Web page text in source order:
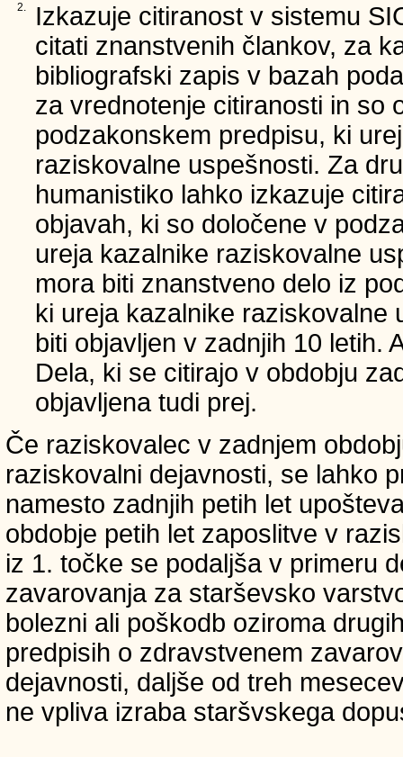
2.
Izkazuje citiranost v sistemu
citati znanstvenih člankov, za
bibliografski zapis v bazah
za vrednotenje citiranosti in so
podzakonskem predpisu, ki
raziskovalne uspešnosti. Za
humanistiko lahko izkazuje
objavah, ki so določene v
ureja kazalnike raziskovalne
mora biti znanstveno delo iz
ki ureja kazalnike raziskovalne
biti objavljen v zadnjih 10 letih.
Dela, ki se citirajo v obdobju
objavljena tudi prej.
Če raziskovalec v zadnjem
raziskovalni dejavnosti, se lahko
namesto zadnjih petih let
obdobje petih let zaposlitve v
iz 1. točke se podaljša v primeru
zavarovanja za starševsko
bolezni ali poškodb oziroma
predpisih o zdravstvenem
dejavnosti, daljše od treh
ne vpliva izraba staršvskega